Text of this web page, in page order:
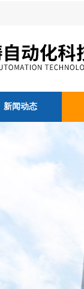
新闻动态